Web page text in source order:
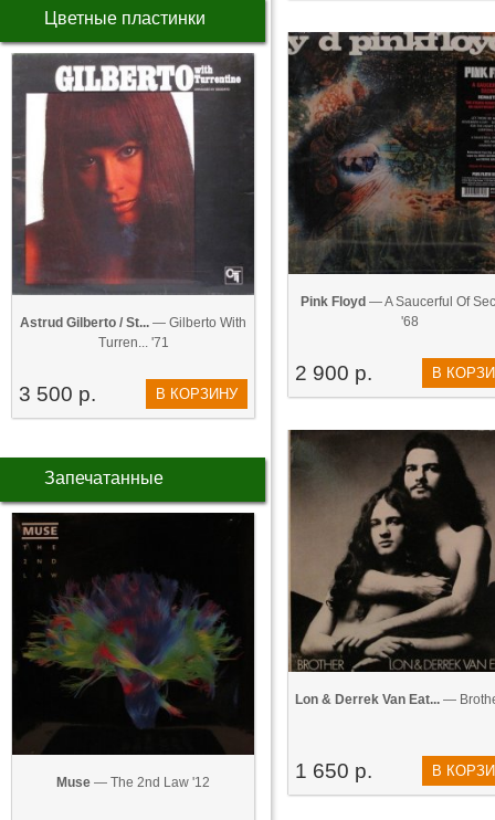
Цветные пластинки
Astrud Gilberto / St... — Gilberto With
Turren... '71
3 500 р. В КОРЗИНУ
Запечатанные
Muse — The 2nd Law '12
Pink Floyd — A Saucerful Of
'68
2 900 р. В
Lon & Derrek Van Eat...—
1 650 р. В